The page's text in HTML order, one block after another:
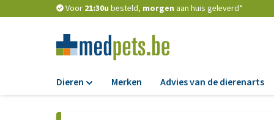
Voor 21:30u besteld, morgen aan huis geleverd*
Dieren Merken Advies van de dierenarts